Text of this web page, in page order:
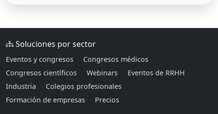
Soluciones por sector
Eventos y congresos
Congresos médicos
Congresos científicos
Webinars
Eventos de RRHH
Industria
Colegios profesionales
Formación de empresas
Precios